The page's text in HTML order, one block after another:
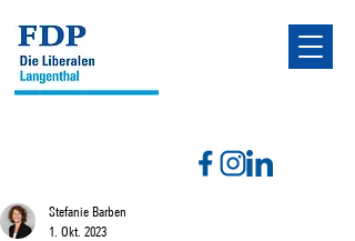
Stefanie Barben
1. Okt. 2023